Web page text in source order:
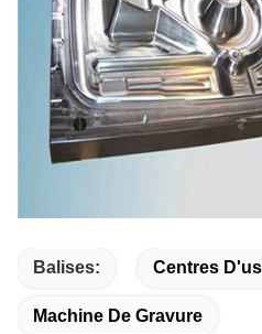
Balises: Centres
Machine De Gravure